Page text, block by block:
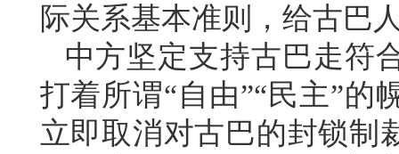
际关系基本准则，给古巴
中方坚定支持古巴走符
打着所谓“自由”“民主”的
立即取消对古巴的封锁制